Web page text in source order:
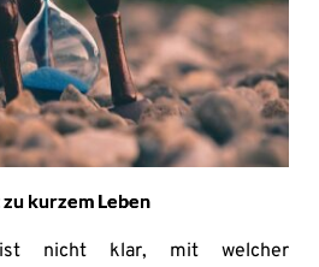
kurzem Leben
ist nicht klar, mit welcher